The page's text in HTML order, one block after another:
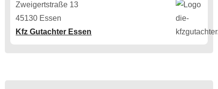
Zweigertstraße 13
45130 Essen
Kfz Gutachter Essen